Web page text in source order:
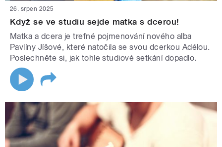
26. srpen 2025
Když se ve studiu sejde matka s dcerou!
Matka a dcera je trefné pojmenování nového alba
Pavlíny Jíšové, které natočila se svou dcerkou Adélou.
Poslechněte si, jak tohle studiové setkání dopadlo.